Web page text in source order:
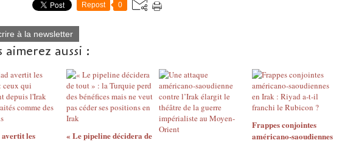
Repost 0
à la newsletter
aimerez aussi :
les
« Le pipeline décidera de
Frappes conjointes
américano-saoudiennes